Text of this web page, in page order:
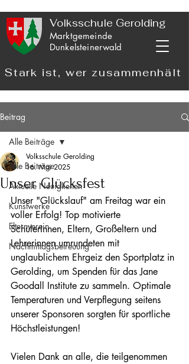
Volksschule Gerolding
Marktgemeinde
Dunkelsteinerwald
Stark ist, wer zusammenhält
Beitrag
Alle Beiträge
Aktuelle Neuigkeiten
Kunstwerke
Elternverein
Nachmittagsbetreuung
Alle Beiträge
Unser Glücksfest
Volksschule Gerolding
16. Mai 2025
Unser "Glückslauf" am Freitag war ein
voller Erfolg! Top motivierte
SchülerInnen, Eltern, Großeltern und
Lehrerinnen umrundeten mit
unglaublichem Ehrgeiz den Sportplatz in
Gerolding, um Spenden für das Jane
Goodall Institute zu sammeln. Optimale
Temperaturen und Verpflegung seitens
unserer Sponsoren sorgten für sportliche
Höchstleistungen!
Vielen Dank an alle, die teilgenommen